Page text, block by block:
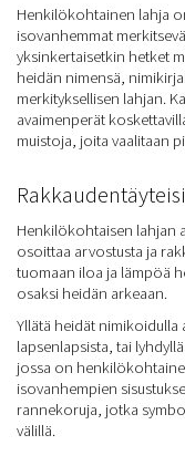
Henkilökohtainen lahja
isovanhemmat
yksinkertaisetkin hetket
heidän nimensä,
merkityksellisen lahjan.
avaimenperät
muistoja, joita vaalitaan
Henkilökohtaisen lahjan
osoittaa arvostusta ja
tuomaan iloa ja lämpöä
osaksi heidän arkeaan.
Yllätä heidät nimikoidulla
lapsenlapsista, tai
jossa on
isovanhempien
rannekoruja, jotka
välillä.